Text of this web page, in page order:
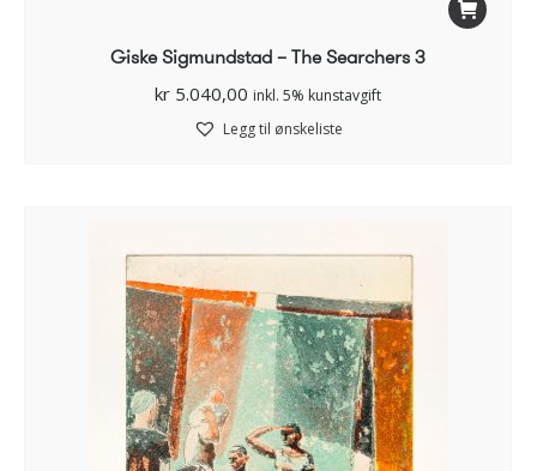
Giske Sigmundstad – The Searchers 3
kr 5.040,00 inkl. 5% kunstavgift
Legg til ønskeliste